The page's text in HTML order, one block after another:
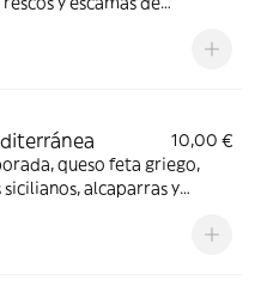
10,00 €
queso feta griego,
alcaparras y